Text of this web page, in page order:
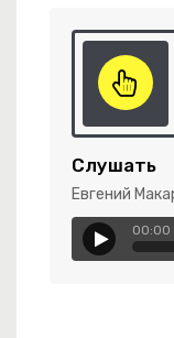
Слушать
Евгений
00:00